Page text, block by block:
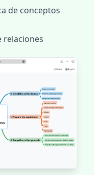
de conceptos
relaciones